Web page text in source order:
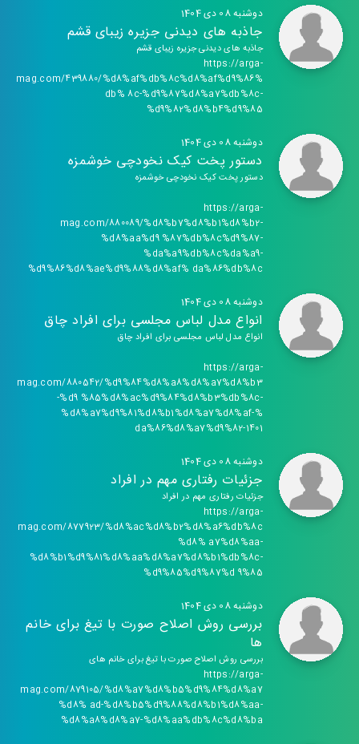
دوشنبه 08 دی 1404
جاذبه های دیدنی جزیره زیبای قشم
جاذبه های دیدنی جزیره زیبای قشم
https://arga-
mag.com/439880/%d8%af%db%8c%d8%af%d9%86%
db% 8c-%d9%87%d8%a7%db%8c-
%d9%82%d8%b4%d9%85
دوشنبه 08 دی 1404
دستور پخت کیک نخودچی خوشمزه
دستور پخت کیک نخودچی خوشمزه
https://arga-
mag.com/880089/%d8%b7%d8%b1%d8%b2-
%d8%aa%d9 %87%db%8c%d9%87-
%da%a9%db%8c%da%a9-
%d9%86%d8%ae%d9%88%d8%af% da%86%db%8c
دوشنبه 08 دی 1404
انواع مدل لباس مجلسی برای افراد چاق
انواع مدل لباس مجلسی برای افراد چاق
https://arga-
mag.com/880542/%d9%84%d8%a8%d8%a7%d8%b3
-%d9 %85%d8%ac%d9%84%d8%b3%db%8c-
%d8%a7%d9%81%d8%b1%d8%a7%d8%af-%
da%86%d8%a7%d9%82-1401
دوشنبه 08 دی 1404
جزئیات رفتاری مهم در افراد
جزئیات رفتاری مهم در افراد
https://arga-
mag.com/877923/%d8%ac%d8%b2%d8%a6%db%8c
%d8% a7%d8%aa-
%d8%b1%d9%81%d8%aa%d8%a7%d8%b1%db%8c-
%d9%85%d9%87%d 9%85
دوشنبه 08 دی 1404
بررسی روش اصلاح صورت با تیغ برای خانم
ها
بررسی روش اصلاح صورت با تیغ برای خانم های
https://arga-
mag.com/879105/%d8%a7%d8%b5%d9%84%d8%a7
%d8% ad-%d8%b5%d9%88%d8%b1%d8%aa-
%d8%a8%d8%a7-%d8%aa%db%8c%d8%ba